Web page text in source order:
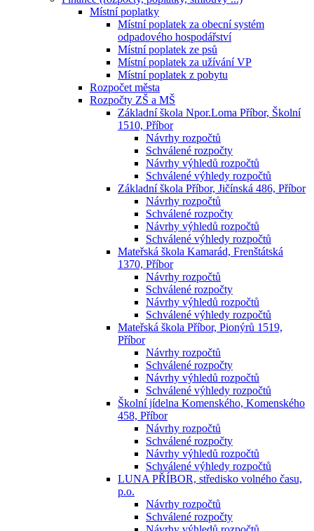
Místní poplatky
Místní poplatek za obecní systém
odpadového hospodářství
Místní poplatek ze psů
Místní poplatek za užívání VP
Místní poplatek z pobytu
Rozpočet města
Rozpočty ZŠ a MŠ
Základní škola Npor.Loma Příbor, Školní
1510, Příbor
Návrhy rozpočtů
Schválené rozpočty
Návrhy výhledů rozpočtů
Schválené výhledy rozpočtů
Základní škola Příbor, Jičínská 486, Příbor
Návrhy rozpočtů
Schválené rozpočty
Návrhy výhledů rozpočtů
Schválené výhledy rozpočtů
Mateřská škola Kamarád, Frenštátská
1370, Příbor
Návrhy rozpočtů
Schválené rozpočty
Návrhy výhledů rozpočtů
Schválené výhledy rozpočtů
Mateřská škola Příbor, Pionýrů 1519,
Příbor
Návrhy rozpočtů
Schválené rozpočty
Návrhy výhledů rozpočtů
Schválené výhledy rozpočtů
Školní jídelna Komenského, Komenského
458, Příbor
Návrhy rozpočtů
Schválené rozpočty
Návrhy výhledů rozpočtů
Schválené výhledy rozpočtů
LUNA PŘÍBOR, středisko volného času,
p.o.
Návrhy rozpočtů
Schválené rozpočty